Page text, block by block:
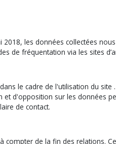
les données collectées
de fréquentation via les sites
le cadre de l'utilisation du site .
d'opposition sur les données
de contact.
de la fin des relations.